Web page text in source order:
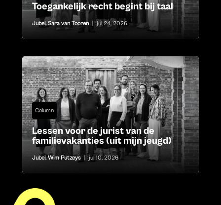
Toegankelijk recht begint bij taal
Jubel, Sara van Tooren | jul 24, 2026
Column
Lessen voor de jurist van de
familievakanties (uit mijn jeugd)
Jubel,Wim Putzeys jul 10, 2026